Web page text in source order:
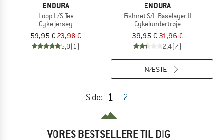
ENDURA
Loop L/S Tee
Cykeljersey
59,95 € 23,98 €
5,0(1)
ENDURA
Fishnet S/L Baselayer II
Cykelundertrøje
39,95 € 31,96 €
2,4(7)
Side: 1 2
NÆSTE
VORES BESTSELLERE TIL DIG